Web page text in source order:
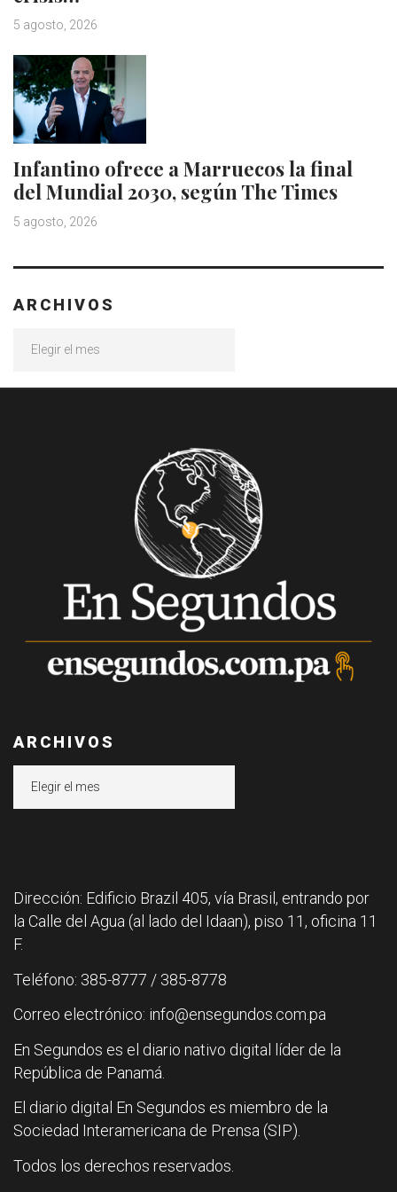
5 agosto, 2026
Infantino ofrece a Marruecos la final
del Mundial 2030, según The Times
5 agosto, 2026
ARCHIVOS
ARCHIVOS
Dirección: Edificio Brazil 405, vía Brasil, entrando por
la Calle del Agua (al lado del Idaan), piso 11, oficina 11
F.
Teléfono: 385-8777 / 385-8778
Correo electrónico: info@ensegundos.com.pa
En Segundos es el diario nativo digital líder de la
República de Panamá.
El diario digital En Segundos es miembro de la
Sociedad Interamericana de Prensa (SIP).
Todos los derechos reservados.